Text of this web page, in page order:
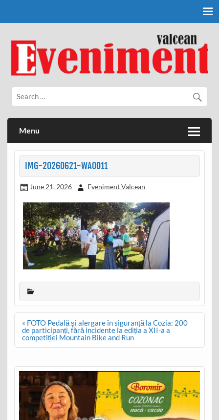
Eveniment Valcean
Menu
IMG-20260621-WA0011
June 21, 2026 Eveniment Valcean
Post
navigation
« FOTO Pedală și alergare în siguranță la Cozia: 200
de participanți, fără incidente la ediția a XII-a a
competiției Mountain Bike and Run